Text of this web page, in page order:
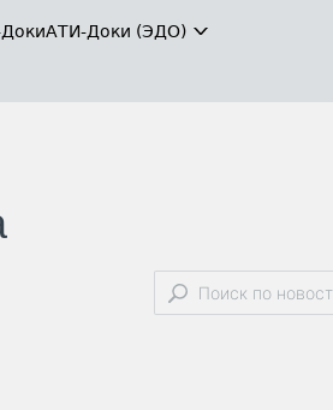
АТИ-Доки (ЭДО)